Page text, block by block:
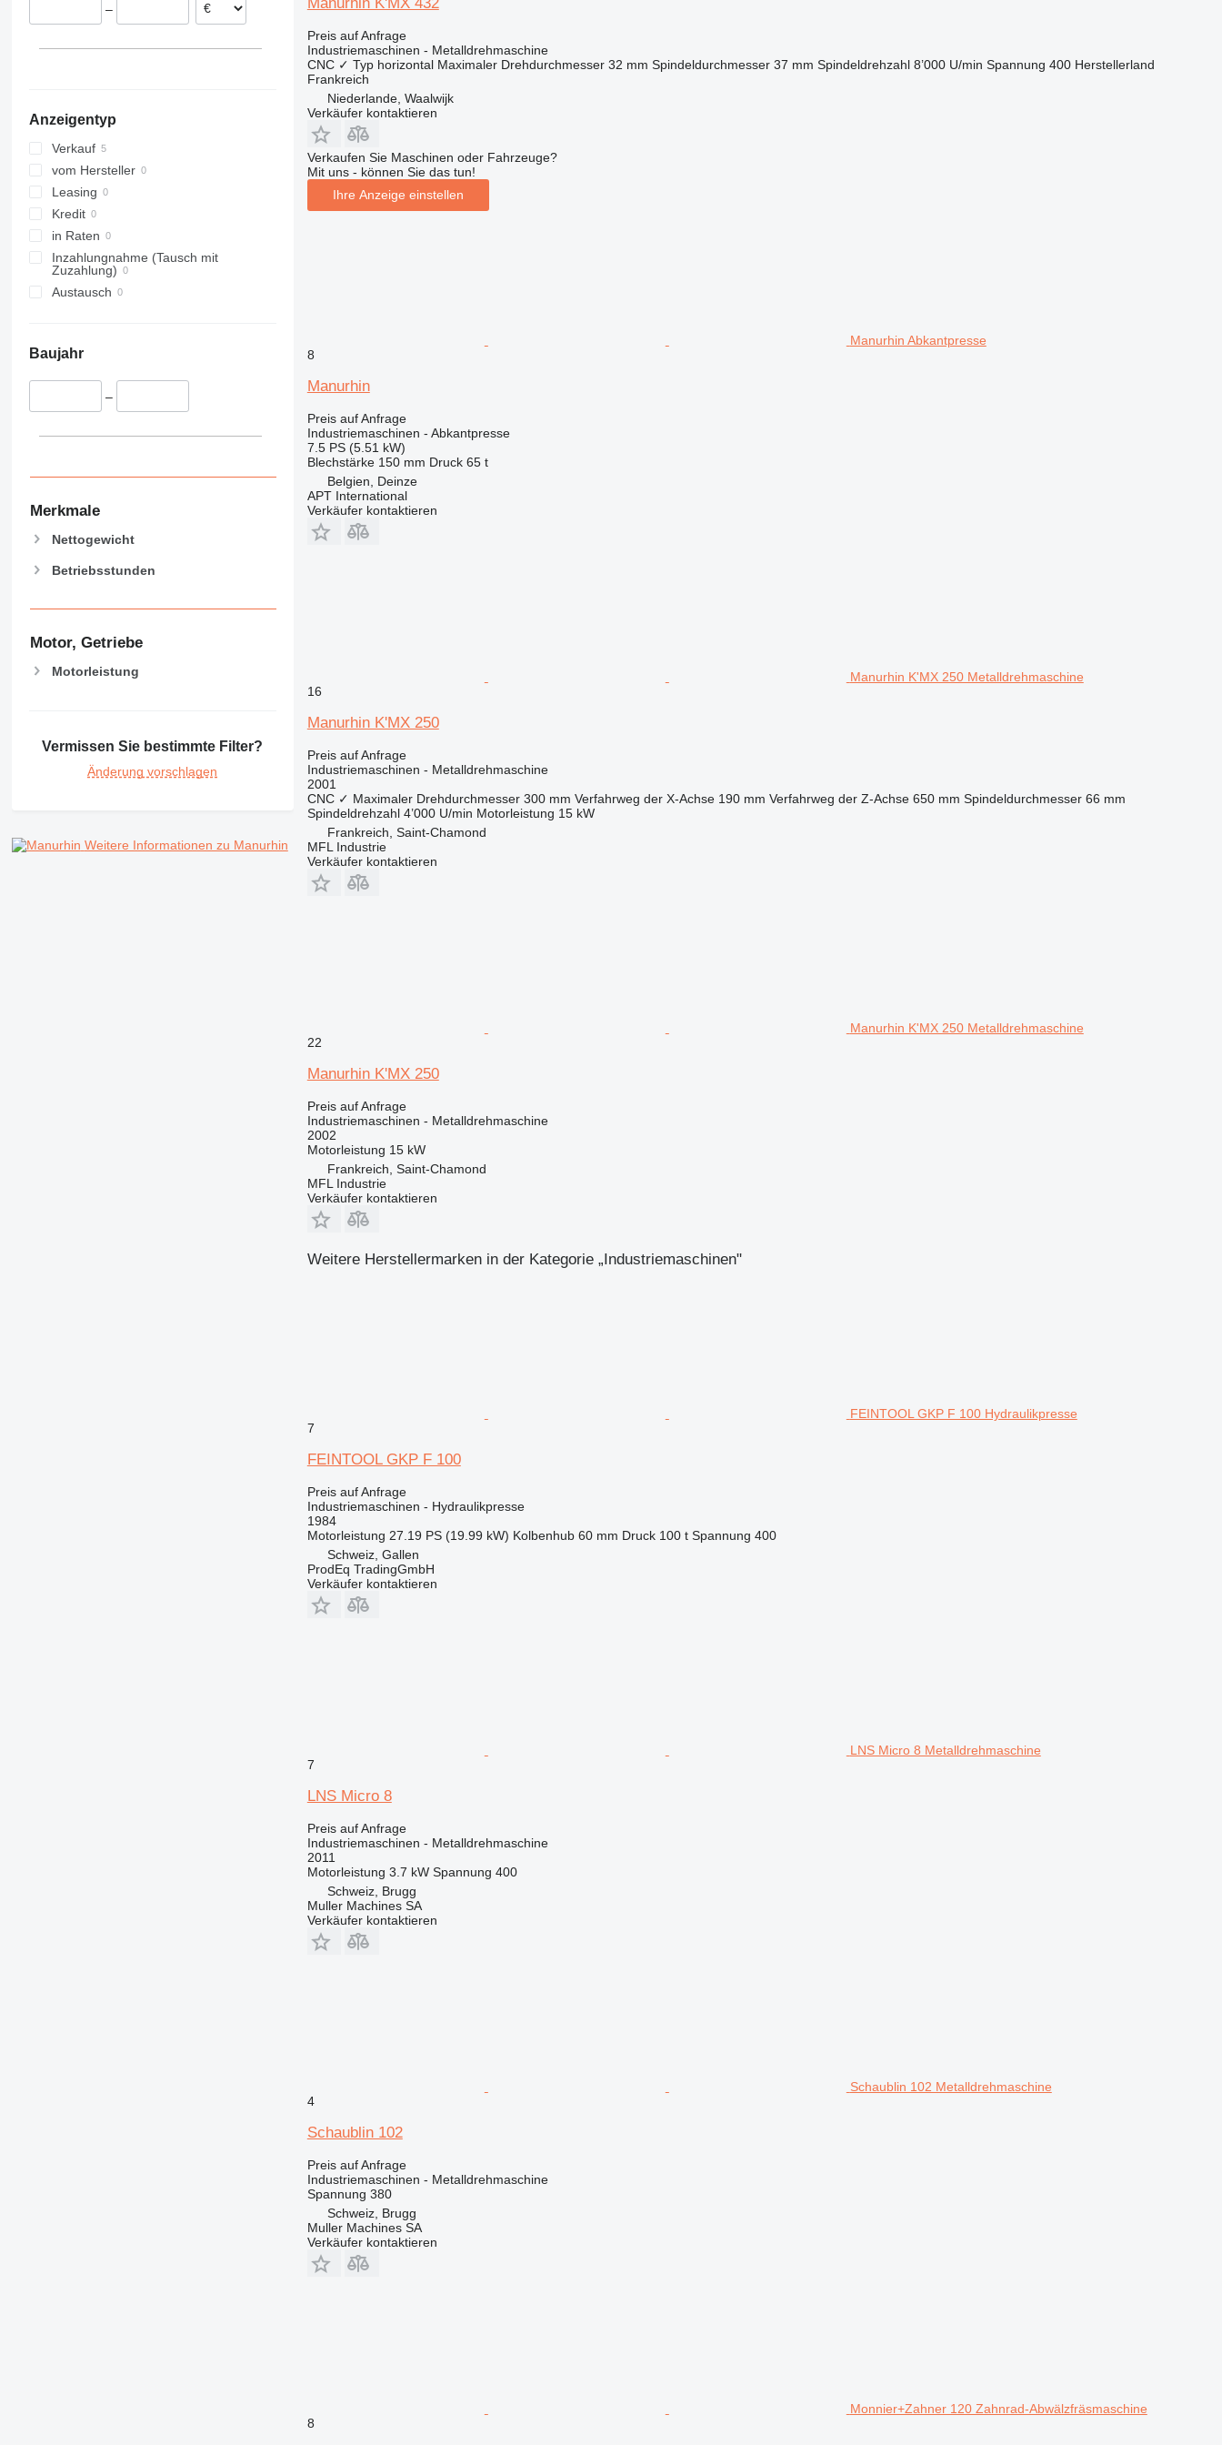
–
Anzeigentyp
Verkauf
vom Hersteller
Leasing
Kredit
in Raten
Inzahlungnahme (Tausch mit
Zuzahlung)
Austausch
Baujahr
–
Merkmale
Nettogewicht
Betriebsstunden
Motor, Getriebe
Motorleistung
Vermissen Sie bestimmte Filter?
Änderung vorschlagen
Weitere Informationen zu Manurhin
Preis auf Anfrage
Industriemaschinen - Metalldrehmaschine
CNC ✓ Typ horizontal Maximaler Drehdurchmesser 32 mm Spindeldurchmesser 37 mm Spindeldrehzahl 8’000 U/min Spannung 400 Herstellerland
Frankreich
Niederlande, Waalwijk
Verkäufer kontaktieren
Verkaufen Sie Maschinen oder Fahrzeuge?
Mit uns - können Sie das tun!
Ihre Anzeige einstellen
Manurhin Abkantpresse
8
Manurhin
Preis auf Anfrage
Industriemaschinen - Abkantpresse
7.5 PS (5.51 kW)
Blechstärke 150 mm Druck 65 t
Belgien, Deinze
APT International
Verkäufer kontaktieren
Manurhin K'MX 250 Metalldrehmaschine
16
Manurhin K'MX 250
Preis auf Anfrage
Industriemaschinen - Metalldrehmaschine
2001
CNC ✓ Maximaler Drehdurchmesser 300 mm Verfahrweg der X-Achse 190 mm Verfahrweg der Z-Achse 650 mm Spindeldurchmesser 66 mm
Spindeldrehzahl 4’000 U/min Motorleistung 15 kW
Frankreich, Saint-Chamond
MFL Industrie
Verkäufer kontaktieren
Manurhin K'MX 250 Metalldrehmaschine
22
Manurhin K'MX 250
Preis auf Anfrage
Industriemaschinen - Metalldrehmaschine
2002
Motorleistung 15 kW
Frankreich, Saint-Chamond
MFL Industrie
Verkäufer kontaktieren
Weitere Herstellermarken in der Kategorie „Industriemaschinen"
FEINTOOL GKP F 100 Hydraulikpresse
7
FEINTOOL GKP F 100
Preis auf Anfrage
Industriemaschinen - Hydraulikpresse
1984
Motorleistung 27.19 PS (19.99 kW) Kolbenhub 60 mm Druck 100 t Spannung 400
Schweiz, Gallen
ProdEq TradingGmbH
Verkäufer kontaktieren
LNS Micro 8 Metalldrehmaschine
7
LNS Micro 8
Preis auf Anfrage
Industriemaschinen - Metalldrehmaschine
2011
Motorleistung 3.7 kW Spannung 400
Schweiz, Brugg
Muller Machines SA
Verkäufer kontaktieren
Schaublin 102 Metalldrehmaschine
4
Schaublin 102
Preis auf Anfrage
Industriemaschinen - Metalldrehmaschine
Spannung 380
Schweiz, Brugg
Muller Machines SA
Verkäufer kontaktieren
Monnier+Zahner 120 Zahnrad-Abwälzfräsmaschine
8